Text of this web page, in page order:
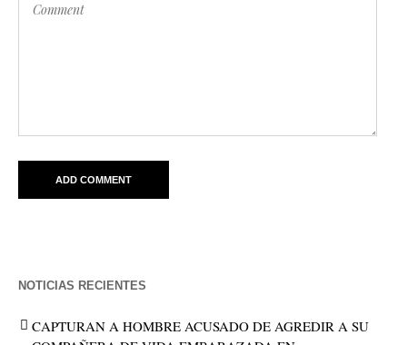
NOTICIAS RECIENTES
CAPTURAN A HOMBRE ACUSADO DE AGREDIR A SU